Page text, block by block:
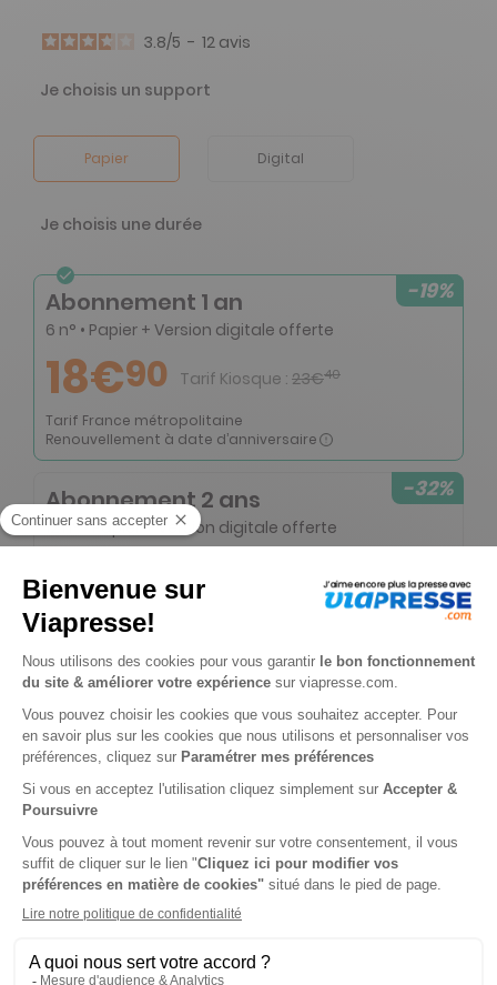
3.8/5 - 12 avis
Je choisis un support
Papier Digital
Je choisis une durée
-19%
Abonnement 1 an
6 n° • Papier + Version digitale offerte
18€90 Tarif Kiosque : 23€40
Tarif France métropolitaine
Renouvellement à date d’anniversaire
-32%
Abonnement 2 ans
12 n° • Papier + Version digitale offerte
31€90
Tarif France métropolitaine
Renouvellement à date d’anniversaire
Abonnement Durée libre
Papier + Version digitale offerte
3€30
Prix par n°
Tarif France métropolitaine